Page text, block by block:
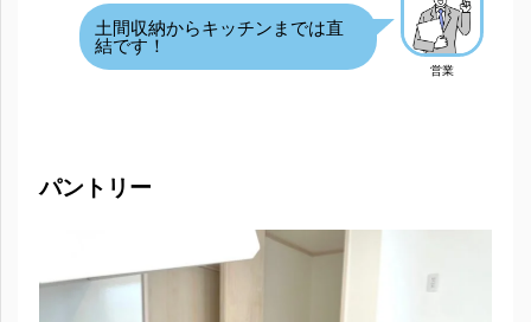
営業
土間収納からキッチンまでは直
結です！
パントリー